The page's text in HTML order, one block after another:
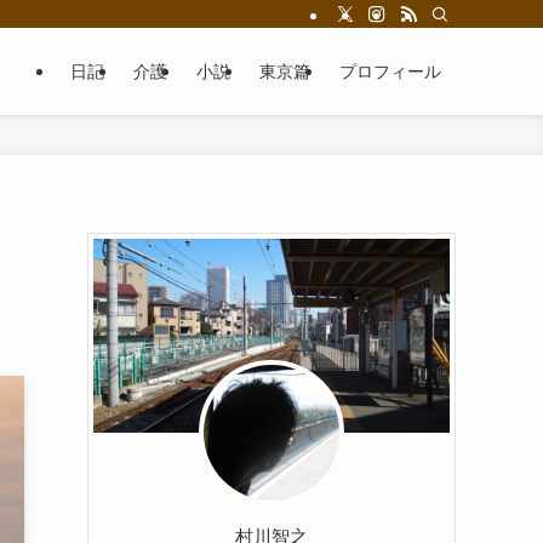
日記 介護 小説 東京篇 プロフィール
村川智之